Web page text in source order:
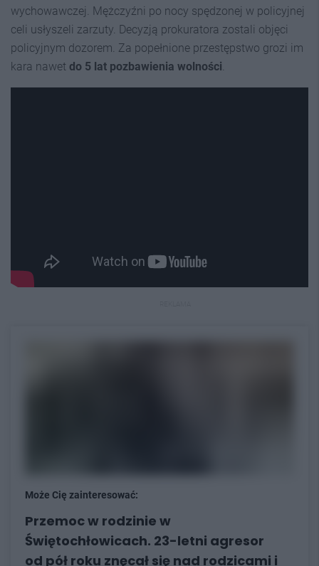
wychowawczej. Mężczyźni po nocy spędzonej w policyjnej
celi usłyszeli zarzuty. Decyzją prokuratora zostali objęci
policyjnym dozorem. Za popełnione przestępstwo grozi im
kara nawet do 5 lat pozbawienia wolności
Może Cię zainteresować:
Przemoc w rodzinie w
Świętochłowicach. 23-letni agresor
od pół roku znęcał się nad rodzicami i